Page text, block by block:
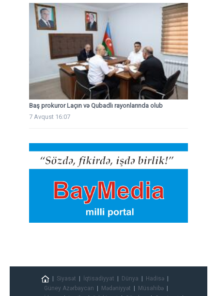
Baş prokuror Laçın və Qubadlı rayonlarında olub
7 Avqust 16:07
Siyasət İqtisadiyyat Dünya
Hadisə
Güney Azərbaycan
Mədəniyyət
Müsahibə